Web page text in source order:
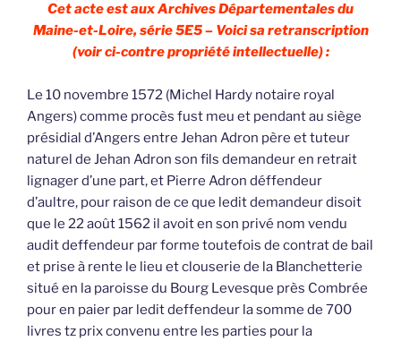
Cet acte est aux Archives Départementales du
Maine-et-Loire, série 5E5 – Voici sa retranscription
(voir ci-contre propriété intellectuelle) :
Le 10 novembre 1572 (Michel Hardy notaire royal
Angers) comme procès fust meu et pendant au siège
présidial d’Angers entre Jehan Adron père et tuteur
naturel de Jehan Adron son fils demandeur en retrait
lignager d’une part, et Pierre Adron déffendeur
d’aultre, pour raison de ce que ledit demandeur disoit
que le 22 août 1562 il avoit en son privé nom vendu
audit deffendeur par forme toutefois de contrat de bail
et prise à rente le lieu et clouserie de la Blanchetterie
situé en la paroisse du Bourg Levesque près Combrée
pour en paier par ledit deffendeur la somme de 700
livres tz prix convenu entre les parties pour la